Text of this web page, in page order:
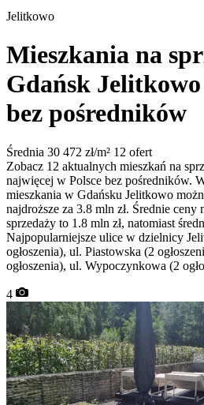
Jelitkowo
Mieszkania na
Gdańsk Jelitkowo
bez pośredników
Średnia 30 472 zł/m² 12 ofert
Zobacz 12 aktualnych mieszkań na
najwięcej w Polsce bez pośredników.
mieszkania w Gdańsku Jelitkowo
najdroższe za 3.8 mln zł. Średnie ceny
sprzedaży to 1.8 mln zł, natomiast
Najpopularniejsze ulice w dzielnicy
ogłoszenia), ul. Piastowska (2
ogłoszenia), ul. Wypoczynkowa (2
4